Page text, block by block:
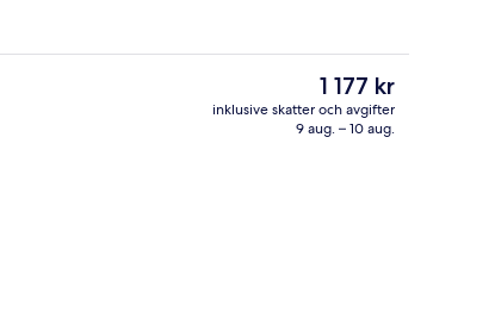
Det
nuvarande
priset
1 177 kr
inklusive skatter och avgifter
9 aug. – 10 aug.